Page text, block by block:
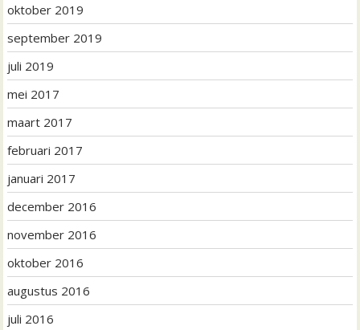
oktober 2019
september 2019
juli 2019
mei 2017
maart 2017
februari 2017
januari 2017
december 2016
november 2016
oktober 2016
augustus 2016
juli 2016